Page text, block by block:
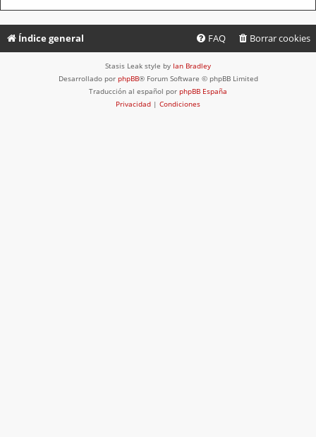
Índice general Borrar cookies
FAQ
Stasis Leak style by Ian Bradley
Desarrollado por phpBB® Forum Software © phpBB Limited
Traducción al español por phpBB España
Privacidad | Condiciones